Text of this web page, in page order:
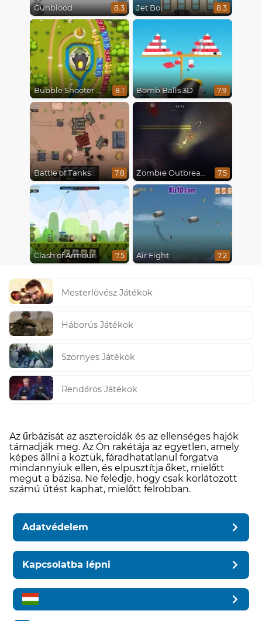
Gunblood 8.3 Jet Boi 8.3
Bubble Shooter Online 8.1 Bomb Balls 3D 7.9
Battle of Tanks 7.8 Zombie Outbreak Arena 7.5
Clash of Armour 7.5 Air Fight 7.2
Mesterlövész Játékok
Háborús Játékok
Szörnyes Játékok
Rendőrös Játékok
Az űrbázisát az aszteroidák és az ellenséges hajók
támadják meg. Az Ön rakétája az egyetlen, amely
képes állni a köztük, fáradhatatlanul forgatva
mindannyiuk ellen, és elpusztítja őket, mielőtt
megüt a bázisa. Ne feledje, hogy csak korlátozott
számú ütést kaphat, mielőtt felrobban.
Adatvédelem
Kapcsolatba lépni